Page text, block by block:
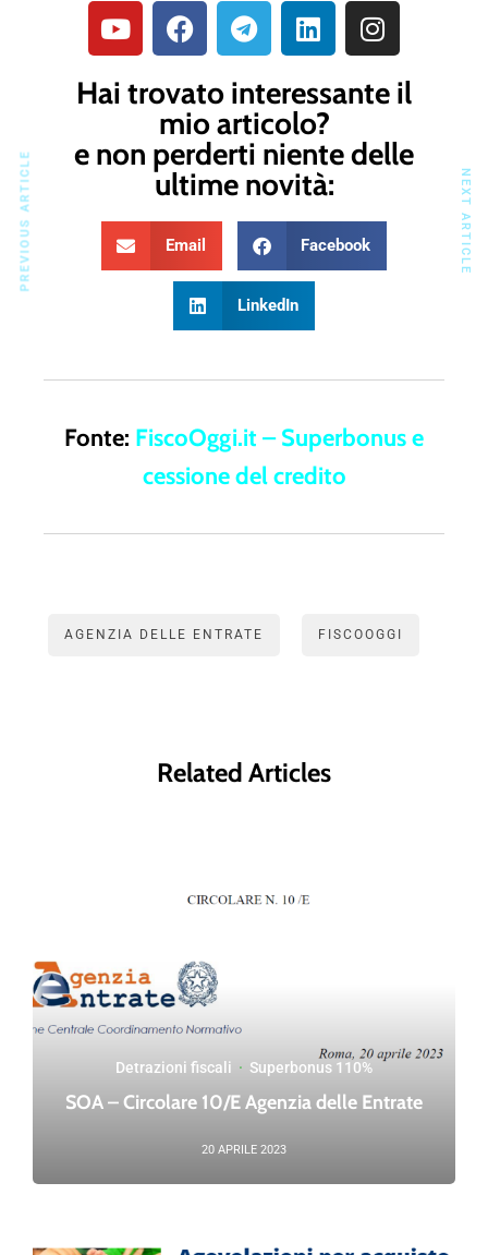
Hai trovato interessante il
mio articolo?
e non perderti niente delle
ultime novità:
Email Facebook
LinkedIn
Fonte: FiscoOggi.it – Superbonus e
cessione del credito
AGENZIA DELLE ENTRATE FISCOOGGI
Related Articles
Detrazioni fiscali · Superbonus 110%
SOA – Circolare 10/E Agenzia delle Entrate
20 APRILE 2023
PREVIOUS ARTICLE NEXT ARTICLE